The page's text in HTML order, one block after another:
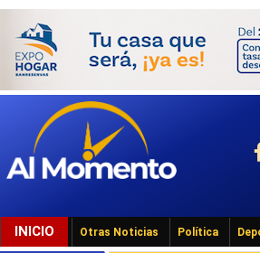
INICIO Otras Noticias Política